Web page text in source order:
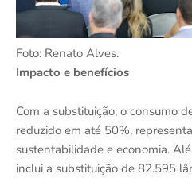
Foto: Renato Alves.
Impacto e benefícios
Com a substituição, o consumo
reduzido em até 50%,
sustentabilidade e economia.
inclui a substituição de 82.595